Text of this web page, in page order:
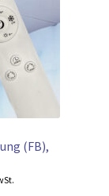
(FB),